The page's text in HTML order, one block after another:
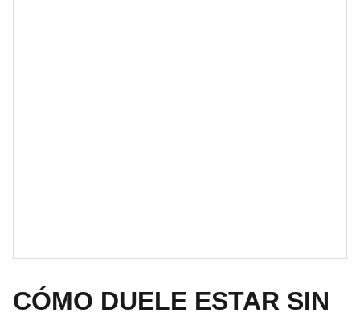
CÓMO DUELE ESTAR SIN